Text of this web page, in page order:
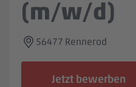
(m/w/d)
56477 Rennerod
Jetzt bewerben